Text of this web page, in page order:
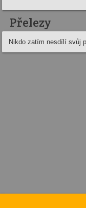
Přelezy
Nikdo zatím nesdílí svůj